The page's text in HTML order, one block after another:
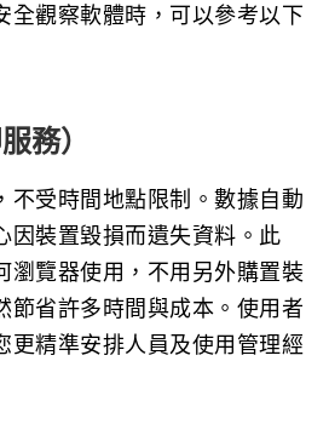
全觀察軟體時，可以參考以下
務）
不受時間地點限制。數據自動
因裝置毀損而遺失資料。此
瀏覽器使用，不用另外購置裝
節省許多時間與成本。使用者
更精準安排人員及使用管理經